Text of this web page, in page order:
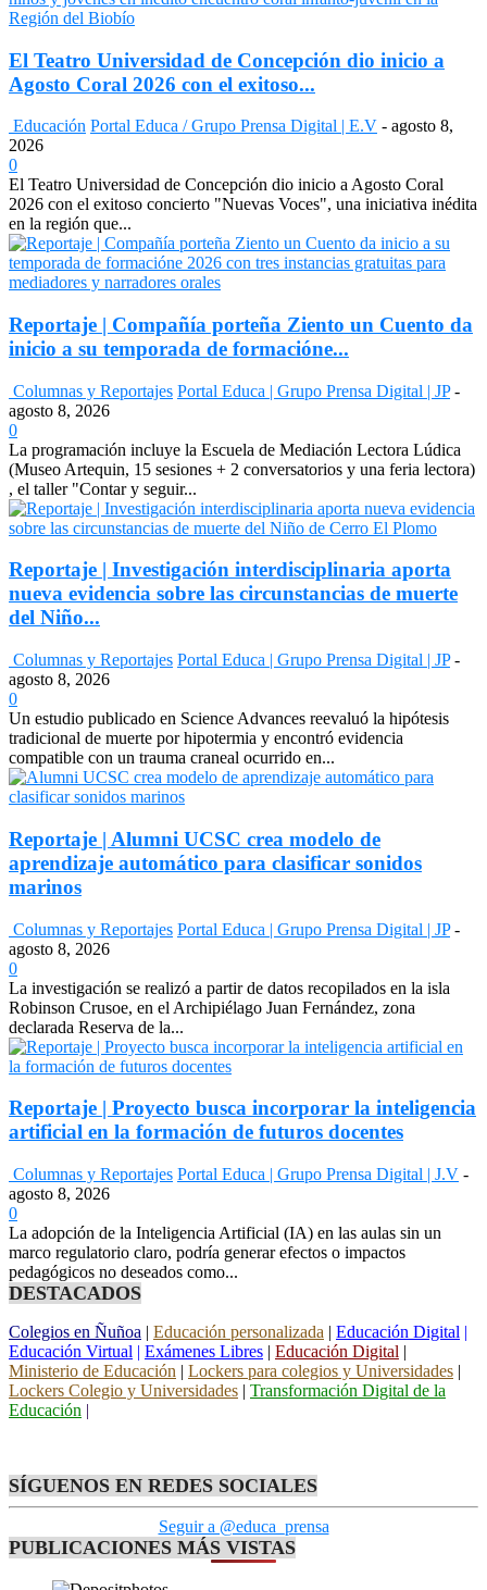
El Teatro Universidad de Concepción dio inicio a
Agosto Coral 2026 con el exitoso...
Educación Portal Educa / Grupo Prensa Digital | E.V - agosto 8,
2026
0
El Teatro Universidad de Concepción dio inicio a Agosto Coral
2026 con el exitoso concierto "Nuevas Voces", una iniciativa inédita
en la región que...
Reportaje | Compañía porteña Ziento un Cuento da
inicio a su temporada de formacióne...
Columnas y Reportajes Portal Educa | Grupo Prensa Digital | JP -
agosto 8, 2026
0
La programación incluye la Escuela de Mediación Lectora Lúdica
(Museo Artequin, 15 sesiones + 2 conversatorios y una feria lectora)
, el taller "Contar y seguir...
Reportaje | Investigación interdisciplinaria aporta
nueva evidencia sobre las circunstancias de muerte
del Niño...
Columnas y Reportajes Portal Educa | Grupo Prensa Digital | JP -
agosto 8, 2026
0
Un estudio publicado en Science Advances reevaluó la hipótesis
tradicional de muerte por hipotermia y encontró evidencia
compatible con un trauma craneal ocurrido en...
Reportaje | Alumni UCSC crea modelo de
aprendizaje automático para clasificar sonidos
marinos
Columnas y Reportajes Portal Educa | Grupo Prensa Digital | JP -
agosto 8, 2026
0
La investigación se realizó a partir de datos recopilados en la isla
Robinson Crusoe, en el Archipiélago Juan Fernández, zona
declarada Reserva de la...
Reportaje | Proyecto busca incorporar la inteligencia
artificial en la formación de futuros docentes
Columnas y Reportajes Portal Educa | Grupo Prensa Digital | J.V -
agosto 8, 2026
0
La adopción de la Inteligencia Artificial (IA) en las aulas sin un
marco regulatorio claro, podría generar efectos o impactos
pedagógicos no deseados como...
DESTACADOS
Colegios en Ñuñoa | Educación personalizada | Educación Digital |
Educación Virtual | Exámenes Libres | Educación Digital |
Ministerio de Educación | Lockers para colegios y Universidades |
Lockers Colegio y Universidades | Transformación Digital de la
Educación |
SÍGUENOS EN REDES SOCIALES
Seguir a @educa_prensa
PUBLICACIONES MÁS VISTAS